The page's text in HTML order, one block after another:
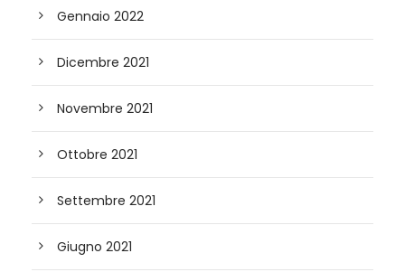
Gennaio 2022
Dicembre 2021
Novembre 2021
Ottobre 2021
Settembre 2021
Giugno 2021